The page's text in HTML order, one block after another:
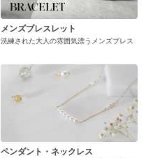
メンズブレスレット
洗練された大人の雰囲気漂うメンズブレス
ペンダント・ネックレス